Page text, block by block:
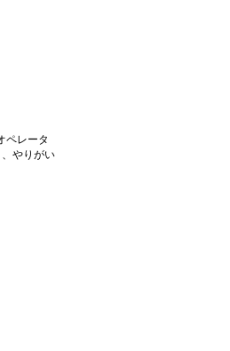
ペレータ
やりがい